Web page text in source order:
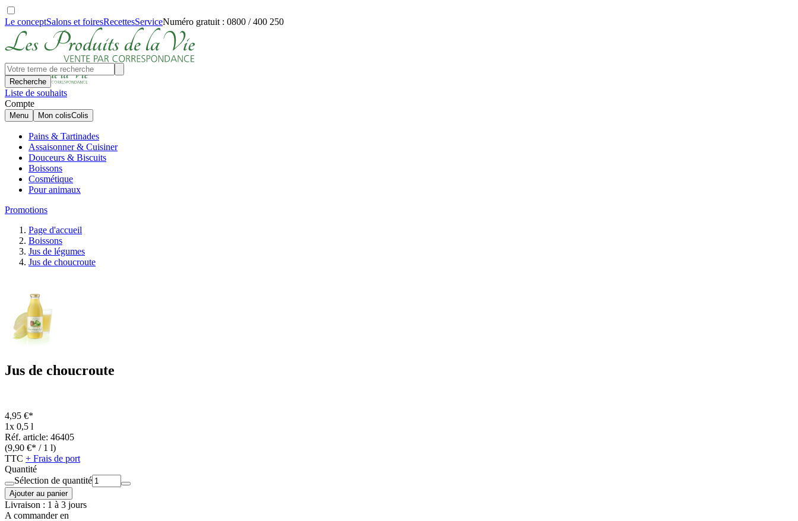
Le conceptSalons et foiresRecettesServiceNuméro gratuit : 0800 / 400 250
Recherche
Liste de souhaits
Compte
Menu Mon colisColis
Pains & Tartinades
Assaisonner & Cuisiner
Douceurs & Biscuits
Boissons
Cosmétique
Pour animaux
Promotions
Page d'accueil
Boissons
Jus de légumes
Jus de choucroute
Jus de choucroute
4,95 €*
1x 0,5 l
Réf. article: 46405
(9,90 €* / 1 l)
TTC + Frais de port
Quantité
Sélection de quantité
Ajouter au panier
Livraison : 1 à 3 jours
A commander en